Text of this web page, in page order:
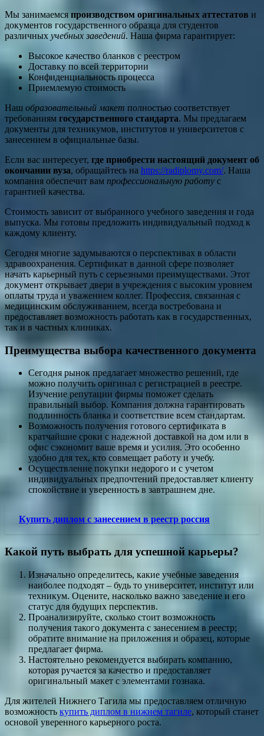
Мы занимаемся производством оригинальных аттестатов и
документов государственного образца для студентов
различных учебных заведений. Наша фирма гарантирует:
Высокое качество бланков с реестром
Доставку по всей территории
Конфиденциальность процесса
Приемлемую стоимость
Наш образовательный макет полностью соответствует
требованиям государственного стандарта. Мы предлагаем
документы для техникумов, институтов и университетов с
занесением в официальные базы.
Если вас интересует, где приобрести настоящий документ об
окончании вуза, обращайтесь на https://radiplomy.com/. Наша
компания обеспечит вам профессиональную работу с
гарантией качества.
Стоимость зависит от выбранного учебного заведения и года
выпуска. Мы готовы предложить индивидуальный подход к
каждому клиенту.
Сегодня многие задумываются о перспективах в области
здравоохранения. Сертификат в данной сфере позволяет
начать карьерный путь с серьезными преимуществами. Этот
документ открывает двери в учреждения с высоким уровнем
оплаты труда и уважением коллег. Профессия, связанная с
медицинским обслуживанием, всегда востребована и
предоставляет возможность работать как в государственных,
так и в частных клиниках.
Преимущества выбора качественного документа
Сегодня рынок предлагает множество решений, где
можно получить оригинал с регистрацией в реестре.
Изучение репутации фирмы поможет сделать
правильный выбор. Компания должна гарантировать
подлинность бланка и соответствие всем стандартам.
Возможность получения готового сертификата в
кратчайшие сроки с надежной доставкой на дом или в
офис сэкономит ваше время и усилия. Это особенно
удобно для тех, кто совмещает работу и учебу.
Осуществление покупки недорого и с учетом
индивидуальных предпочтений предоставляет клиенту
спокойствие и уверенность в завтрашнем дне.
Купить диплом с занесением в реестр россия
Какой путь выбрать для успешной карьеры?
Изначально определитесь, какие учебные заведения
наиболее подходят – будь то университет, институт или
техникум. Оцените, насколько важно заведение и его
статус для будущих перспектив.
Проанализируйте, сколько стоит возможность
получения такого документа с занесением в реестр;
обратите внимание на приложения и образец, которые
предлагает фирма.
Настоятельно рекомендуется выбирать компанию,
которая ручается за качество и предоставляет
оригинальный макет с элементами гознака.
Для жителей Нижнего Тагила мы предоставляем отличную
возможность купить диплом в нижнем тагиле, который станет
основой уверенного карьерного роста.